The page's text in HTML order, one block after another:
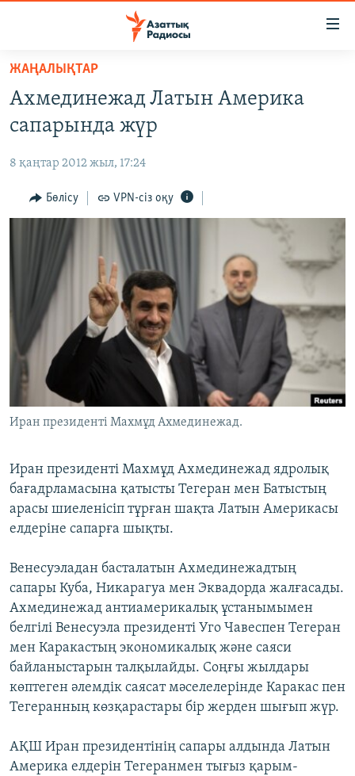
Skip
main
content
to
Navigation
Skip
САЯСАТ
AZATTYQTV
ҚАҢТАР ОҚИҒАСЫ
АДАМ ҚҰҚЫҚТАРЫ
ӘЛЕУМЕТ
АРНАЙЫ ЖОБАЛАР
Русский
ЖАЗЫЛЫҢЫЗ
ЖАҢАЛЫҚТАР
Ахмединежад Латын Америка
сапарында жүр
8 қаңтар 2012 жыл, 17:24
Бөлісу VPN-сіз оқу
Иран президенті Махмұд Ахмединежад.
Иран президенті Махмұд Ахмединежад ядролық
бағадрламасына қатысты Тегеран мен Батыстың
арасы шиеленісіп тұрған шақта Латын Америкасы
елдеріне сапарға шықты.
Венесуэладан басталатын Ахмединежадтың
сапары Куба, Никарагуа мен Эквадорда жалғасады.
Ахмединежад антиамерикалық ұстанымымен
белгілі Венесуэла президенті Уго Чавеспен Тегеран
мен Каракастың экономикалық және саяси
байланыстарын талқылайды. Соңғы жылдары
көптеген әлемдік саясат мәселелерінде Каракас пен
Тегеранның көзқарастары бір жерден шығып жүр.
АҚШ Иран президентінің сапары алдында Латын
Америка елдерін Тегеранмен тығыз қарым-